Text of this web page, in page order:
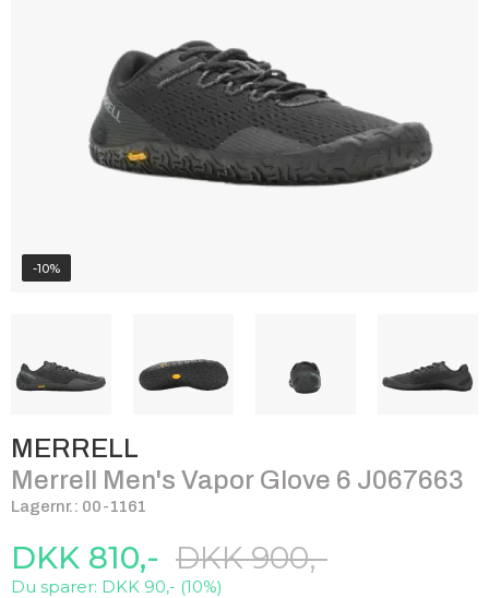
-10%
MERRELL
Merrell Men's Vapor Glove 6 J067663
Lagernr.: 00-1161
DKK 900,-
Du sparer: DKK 90,- (10%)
DKK 810,-